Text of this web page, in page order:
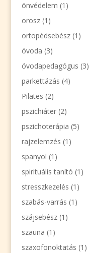
önvédelem (1)
orosz(1)
ortopédsebész(1)
óvoda (3)
óvodapedagógus (3)
parkettázás (4)
Pilates (2)
pszichiáter(2)
pszichoterápia (5)
rajzelemzés (1)
spanyol (1)
spirituális tanító (1)
stresszkezelés (1)
szabás-varrás (1)
szájsebész(1)
szauna (1)
szaxofonoktatás (1)